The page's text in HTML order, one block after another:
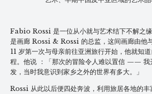
Fabio Rossi 是一位从小就与艺术结下不解之
是画廊 Rossi & Rossi 的总监，这间画廊由他
11 岁第一次与母亲前往亚洲旅行开始，他就知
程。他说 ：「那次的冒险令人难以置信 —— 我
发，当时我意识到家乡之外的世界有多大。」
Rossi 从此以后便四处奔波，利用旅居各地的丰